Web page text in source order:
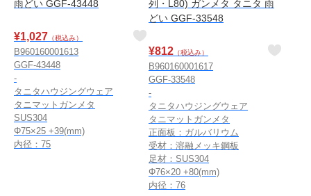
雨どい GGF-43448
¥1,027 （税込み）
B960160001613
GGF-43448
-
タニタハウジングウェア
タニマットガンメタ
SUS304
Φ75×25 +39(mm)
内径：75
列・L80) ガンメタ タニタ 雨
どい GGF-33548
¥812 （税込み）
B960160001617
GGF-33548
-
タニタハウジングウェア
タニマットガンメタ
正面板：ガルバリウム
受材：溶融メッキ鋼板
足材：SUS304
Φ76×20 +80(mm)
内径：76